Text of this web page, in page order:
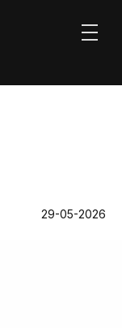
29-05-2026